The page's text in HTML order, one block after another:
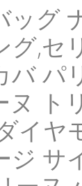
ッグ
グ,セ
バ パ
ヌ ト
イヤ
ジ